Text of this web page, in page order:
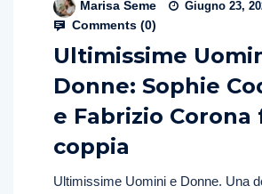
Marisa Seme Giugno 23,
Comments (0)
Ultimissime
Donne: Sophie
e Fabrizio Corona
coppia
Ultimissime Uomini e Donne. Una